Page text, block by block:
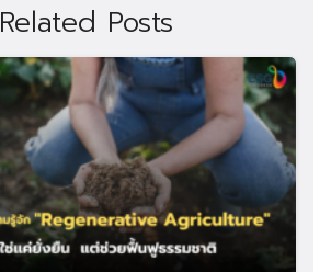
Search
Related Posts